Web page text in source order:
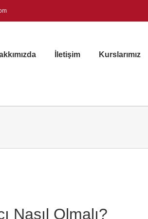
İletişim Kurslarımız
Nasıl Olmalı?